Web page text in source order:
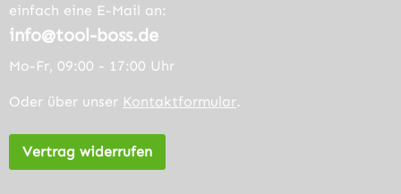
einfach eine E-Mail an:
info@tool-boss.de
Mo-Fr, 09:00 - 17:00 Uhr
Oder über unser Kontaktformular.
Vertrag widerrufen